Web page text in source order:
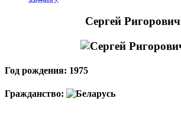
Сергей Ригорович
Год рождения: 1975
Гражданство: